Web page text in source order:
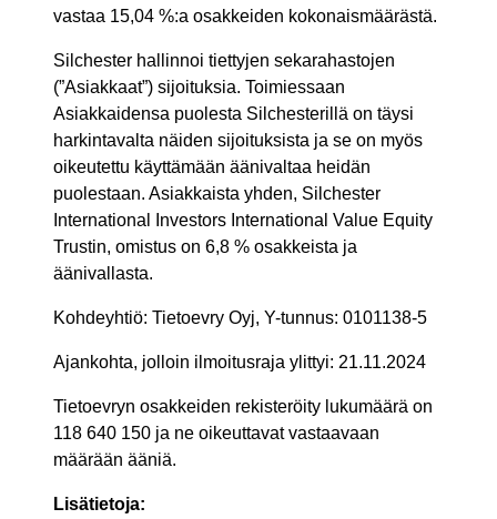
vastaa 15,04 %:a osakkeiden kokonaismäärästä.
Silchester hallinnoi tiettyjen sekarahastojen
(”Asiakkaat”) sijoituksia. Toimiessaan
Asiakkaidensa puolesta Silchesterillä on täysi
harkintavalta näiden sijoituksista ja se on myös
oikeutettu käyttämään äänivaltaa heidän
puolestaan. Asiakkaista yhden, Silchester
International Investors International Value Equity
Trustin, omistus on 6,8 % osakkeista ja
äänivallasta.
Kohdeyhtiö: Tietoevry Oyj, Y-tunnus: 0101138-5
Ajankohta, jolloin ilmoitusraja ylittyi: 21.11.2024
Tietoevryn osakkeiden rekisteröity lukumäärä on
118 640 150 ja ne oikeuttavat vastaavaan
määrään ääniä.
Lisätietoja: